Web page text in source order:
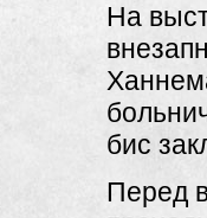
На
бис
Перед